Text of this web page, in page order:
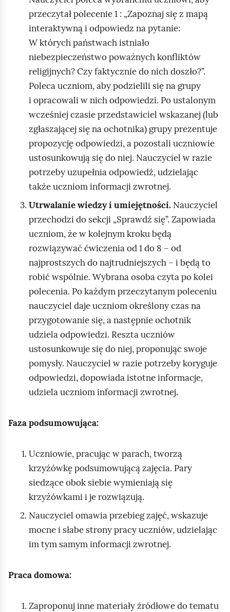
przeczytał polecenie 1 : „Zapoznaj się z mapą
interaktywną i odpowiedz na pytanie:
W których państwach istniało
niebezpieczeństwo poważnych konfliktów
religijnych? Czy faktycznie do nich doszło?”.
Poleca uczniom, aby podzielili się na grupy
i opracowali w nich odpowiedzi. Po ustalonym
wcześniej czasie przedstawiciel wskazanej (lub
zgłaszającej się na ochotnika) grupy prezentuje
propozycję odpowiedzi, a pozostali uczniowie
ustosunkowują się do niej. Nauczyciel w razie
potrzeby uzupełnia odpowiedź, udzielając
także uczniom informacji zwrotnej.
Utrwalanie wiedzy i umiejętności. Nauczyciel
przechodzi do sekcji „Sprawdź się”. Zapowiada
uczniom, że w kolejnym kroku będą
rozwiązywać ćwiczenia od 1 do 8 – od
najprostszych do najtrudniejszych – i będą to
robić wspólnie. Wybrana osoba czyta po kolei
polecenia. Po każdym przeczytanym poleceniu
nauczyciel daje uczniom określony czas na
przygotowanie się, a następnie ochotnik
udziela odpowiedzi. Reszta uczniów
ustosunkowuje się do niej, proponując swoje
pomysły. Nauczyciel w razie potrzeby koryguje
odpowiedzi, dopowiada istotne informacje,
udziela uczniom informacji zwrotnej.
Faza podsumowująca:
Uczniowie, pracując w parach, tworzą
krzyżówkę podsumowującą zajęcia. Pary
siedzące obok siebie wymieniają się
krzyżówkami i je rozwiązują.
Nauczyciel omawia przebieg zajęć, wskazuje
mocne i słabe strony pracy uczniów, udzielając
im tym samym informacji zwrotnej.
Praca domowa:
Zaproponuj inne materiały źródłowe do tematu